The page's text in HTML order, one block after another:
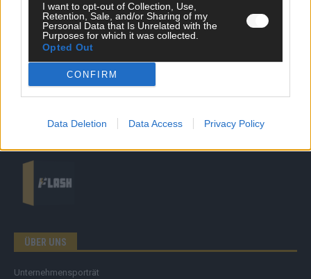
I want to opt-out of Collection, Use,
Retention, Sale, and/or Sharing of my
Personal Data that Is Unrelated with the
Purposes for which it was collected.
Opted Out
CONFIRM
Data Deletion Data Access Privacy Policy
Wirtschaft
Ratgeber
Wissen
Kommentar
Streams & Storys
Eurovision
FLASH – DAS VIDEOPORTAL
ÜBER UNS
Unternehmensporträt